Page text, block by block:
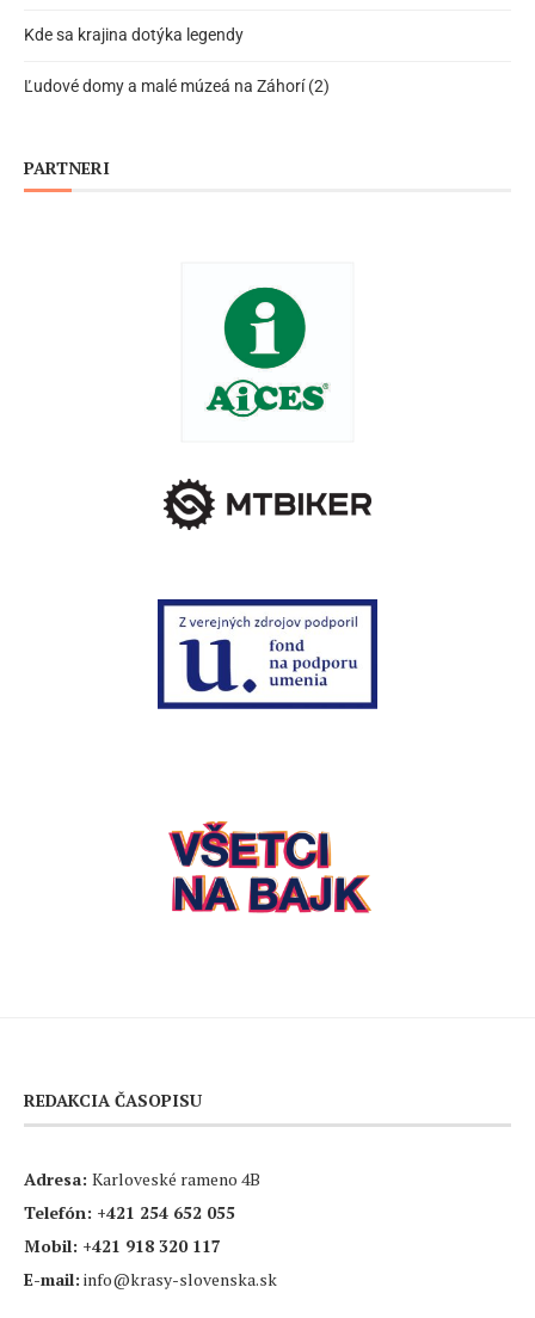
Kde sa krajina dotýka legendy
Ľudové domy a malé múzeá na Záhorí (2)
PARTNERI
REDAKCIA ČASOPISU
Adresa: Karloveské rameno 4B
Telefón: +421 254 652 055
Mobil: +421 918 320 117
E-mail: info@krasy-slovenska.sk